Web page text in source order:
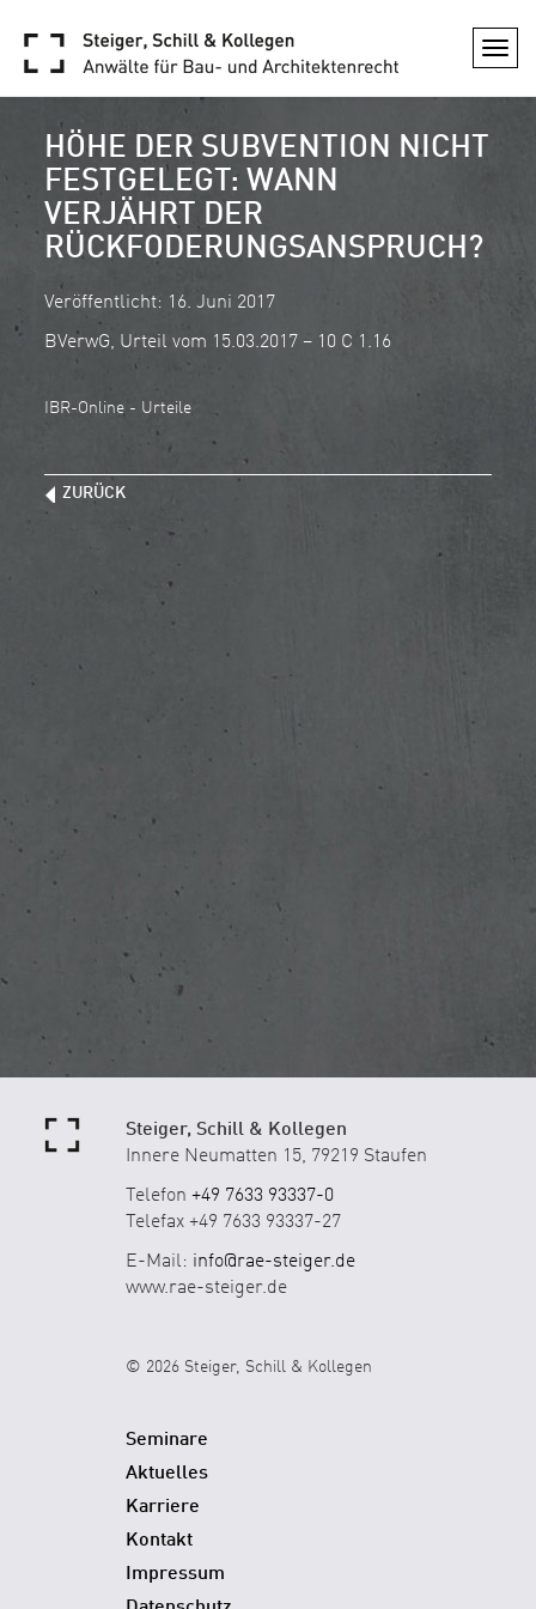
HÖHE DER SUBVENTION NICHT
FESTGELEGT: WANN
VERJÄHRT DER
RÜCKFODERUNGSANSPRUCH?
Veröffentlicht: 16. Juni 2017
BVerwG, Urteil vom 15.03.2017 – 10 C 1.16
IBR-Online - Urteile
ZURÜCK
Steiger, Schill & Kollegen
Innere Neumatten 15, 79219 Staufen
Telefon +49 7633 93337-0
Telefax +49 7633 93337-27
E-Mail: info@rae-steiger.de
www.rae-steiger.de
© 2026 Steiger, Schill & Kollegen
Seminare
Aktuelles
Karriere
Kontakt
Impressum